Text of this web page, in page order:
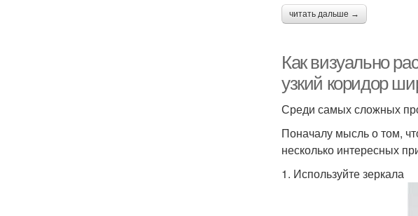
читать дальше →
Как визуально
узкий коридор
Среди самых сложных
Поначалу мысль о том,
несколько интересных
1. Используйте зеркала